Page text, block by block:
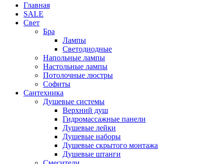
Главная
SALE
Свет
Бра
Лампы
Светодиодные
Напольные лампы
Настольные лампы
Потолочные люстры
Софиты
Сантехника
Душевые системы
Верхний душ
Гидромассажные панели
Душевые лейки
Душевые наборы
Душевые скрытого монтажа
Душевые штанги